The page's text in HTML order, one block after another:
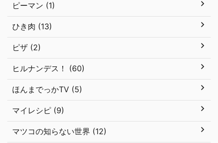
ピーマン (1)
ひき肉 (13)
ピザ (2)
ヒルナンデス！ (60)
ほんまでっかTV (5)
マイレシピ (9)
マツコの知らない世界 (12)